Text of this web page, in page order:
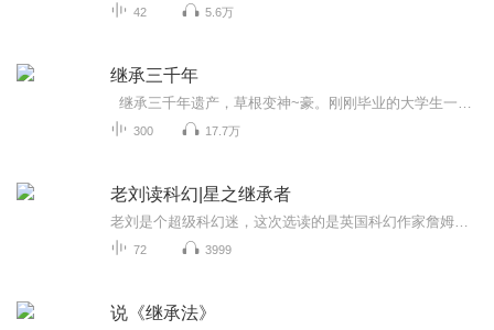
42 5.6万
继承三千年
300 17.7万
老刘读科幻|星之继承者
72 3999
说《继承法》